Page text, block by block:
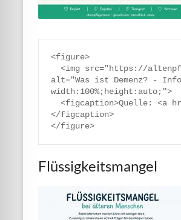
<figure>
alt="Was ist Demenz? -
width:100%;height:auto;">
</figcaption>
Flüssigkeitsmangel